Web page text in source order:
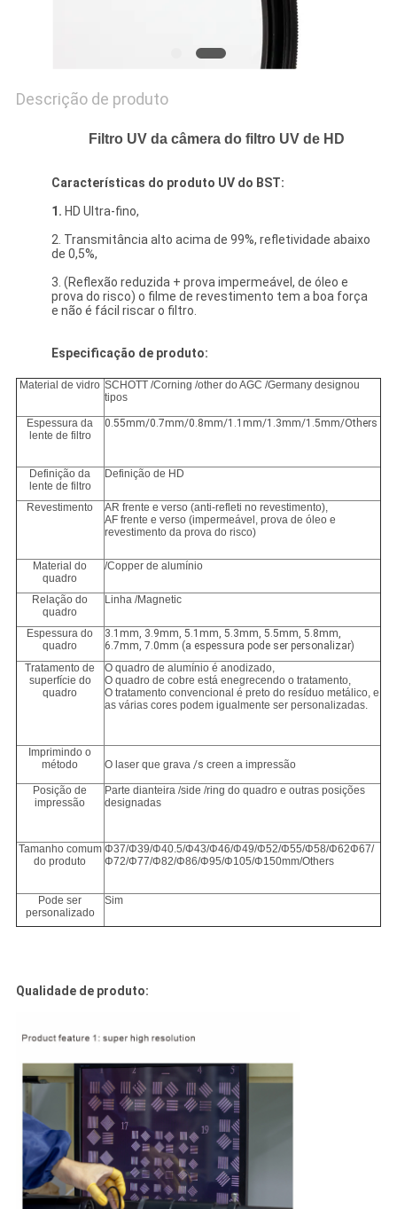
Descrição de produto
Filtro UV da câmera do filtro UV de HD
Características do produto UV do BST:
1. HD Ultra-fino,
2. Transmitância alto acima de 99%, refletividade abaixo
de 0,5%,
3. (Reflexão reduzida + prova impermeável, de óleo e
prova do risco) o filme de revestimento tem a boa força
e não é fácil riscar o filtro.
Especificação de produto:
Material de vidro SCHOTT /Corning /other do AGC /Germany designou
tipos
Espessura da
lente de filtro
0.55mm/0.7mm/0.8mm/1.1mm/1.3mm/1.5mm/Others
Definição da
lente de filtro
Definição de HD
Revestimento
AR frente e verso (anti-refleti no revestimento),
AF frente e verso (impermeável, prova de óleo e
revestimento da prova do risco)
Material do
quadro
/Copper de alumínio
Relação do
quadro
Linha /Magnetic
Espessura do
quadro
3.1mm, 3.9mm, 5.1mm, 5.3mm, 5.5mm, 5.8mm,
6.7mm, 7.0mm (a espessura pode ser personalizar)
Tratamento de
superfície do
quadro
O quadro de alumínio é anodizado,
O quadro de cobre está enegrecendo o tratamento,
O tratamento convencional é preto do resíduo metálico, e
as várias cores podem igualmente ser personalizadas.
Imprimindo o
método
O laser que grava/s creen a impressão
Posição de
impressão
Parte dianteira /side /ring do quadro e outras posições
designadas
Tamanho comum
do produto
Φ37/Φ39/Φ40.5/Φ43/Φ46/Φ49/Φ52/Φ55/Φ58/Φ62Φ67/
Φ72/Φ77/Φ82/Φ86/Φ95/Φ105/Φ150mm/Others
Pode ser
personalizado
Sim
Qualidade de produto: